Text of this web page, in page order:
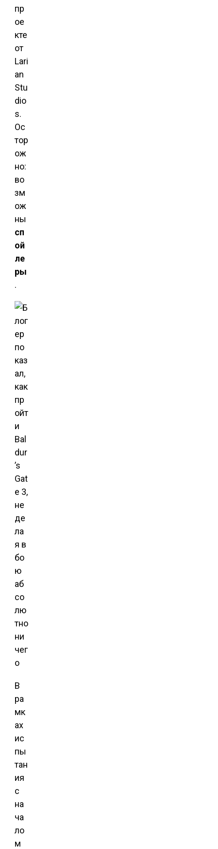
пр
ое
кте
от
Lari
an
Stu
dio
s.
Ос
тор
ож
но:
во
зм
ож
ны
сп
ой
ле
ры
.
В
ра
мк
ах
ис
пы
тан
ия
с
на
ча
ло
м